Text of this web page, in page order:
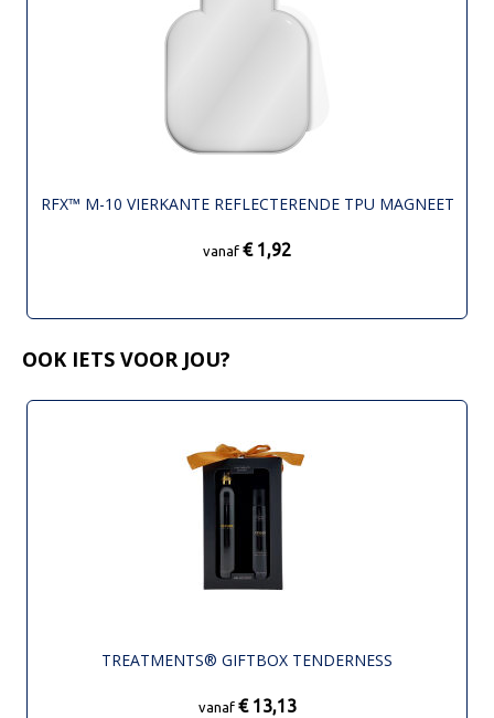
RFX™ M-10 VIERKANTE REFLECTERENDE TPU MAGNEET
vanaf € 1,92
OOK IETS VOOR JOU?
TREATMENTS® GIFTBOX TENDERNESS
vanaf € 13,13